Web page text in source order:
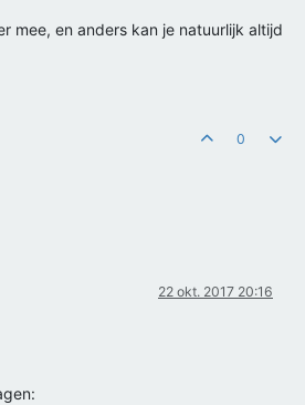
mee, en anders kan je natuurlijk altijd
0
22 okt. 2017 20:16